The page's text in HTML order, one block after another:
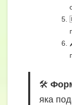
🛠️
яка